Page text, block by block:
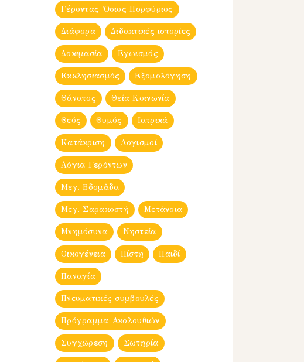
Γέροντας Ὀσιος Πορφύριος
Διάφορα Διδακτικές ιστορίες
Δοκιμασία Εγωισμός
Εκκλησιασμός Εξομολόγηση
Θάνατος Θεία Κοινωνία
Θεός Θυμός Ιατρικά
Κατάκριση Λογισμοί
Λόγια Γερόντων
Μεγ. Βδομἀδα
Μεγ. Σαρακοστή Μετάνοια
Μνημόσυνα Νηστεία
Οικογένεια Πίστη Παιδί
Παναγία
Πνευματικές συμβουλές
Πρόγραμμα Ακολουθιών
Συγχώρεση Σωτηρία